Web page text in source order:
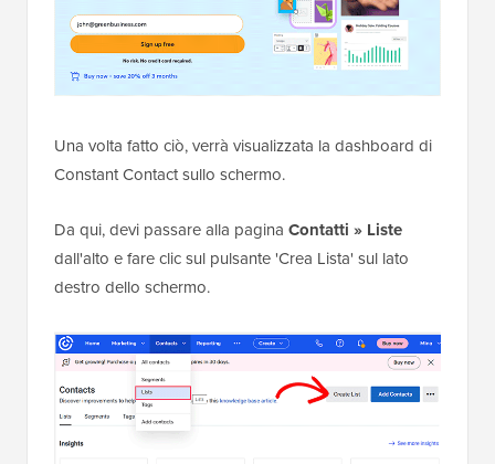
Una volta fatto ciò, verrà visualizzata la dashboard di
Constant Contact sullo schermo.
Da qui, devi passare alla pagina Contatti » Liste
dall'alto e fare clic sul pulsante 'Crea Lista' sul lato
destro dello schermo.